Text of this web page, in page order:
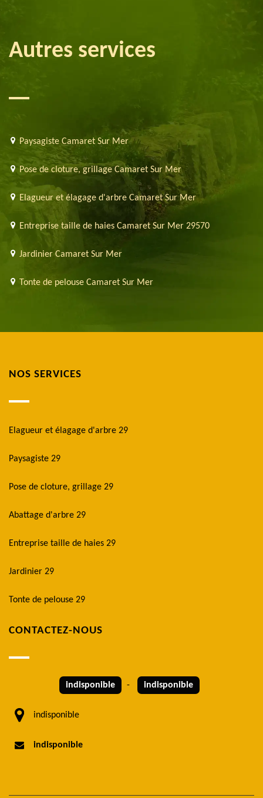
Autres services
Paysagiste Camaret Sur Mer
Pose de cloture, grillage Camaret Sur Mer
Elagueur et élagage d'arbre Camaret Sur Mer
Entreprise taille de haies Camaret Sur Mer 29570
Jardinier Camaret Sur Mer
Tonte de pelouse Camaret Sur Mer
NOS SERVICES
Elagueur et élagage d'arbre 29
Paysagiste 29
Pose de cloture, grillage 29
Abattage d'arbre 29
Entreprise taille de haies 29
Jardinier 29
Tonte de pelouse 29
CONTACTEZ-NOUS
indisponible - indisponible
indisponible
indisponible